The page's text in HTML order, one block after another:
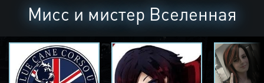
Мисс и мистер Вселенная